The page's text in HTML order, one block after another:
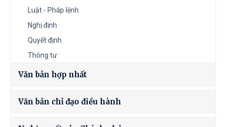
Luật - Pháp lệnh
Nghị định
Quyết định
Thông tư
Văn bản hợp nhất
Văn bản chỉ đạo điều hành